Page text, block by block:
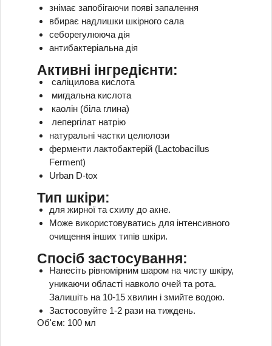
знімає запобігаючи появі запалення
вбирає надлишки шкірного сала
себорегулююча дія
антибактеріальна дія
Активні інгредієнти:
саліцилова кислота
мигдальна кислота
каолін (біла глина)
лепергілат натрію
натуральні частки целюлози
ферменти лактобактерій (Lactobacillus
Ferment)
Urban D-tox
Тип шкіри:
для жирної та схилу до акне.
Може використовуватись для інтенсивного
очищення інших типів шкіри.
Спосіб застосування:
Нанесіть рівномірним шаром на чисту шкіру,
уникаючи області навколо очей та рота.
Залишіть на 10-15 хвилин і змийте водою.
Застосовуйте 1-2 рази на тиждень.
Об'єм: 100 мл